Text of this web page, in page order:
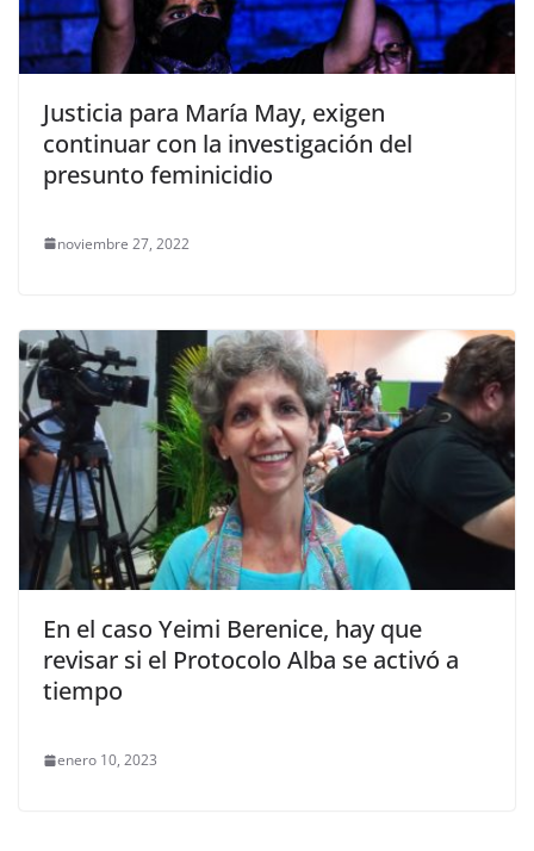
Justicia para María May, exigen
continuar con la investigación del
presunto feminicidio
noviembre 27, 2022
En el caso Yeimi Berenice, hay que
revisar si el Protocolo Alba se activó a
tiempo
enero 10, 2023